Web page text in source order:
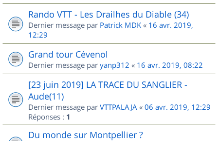
Rando VTT - Les Drailhes du Diable (34)
Dernier message par Patrick MDK « 16 avr. 2019,
12:29
Grand tour Cévenol
Dernier message par yanp312 « 16 avr. 2019, 08:22
[23 juin 2019] LA TRACE DU SANGLIER -
Aude(11)
Dernier message par VTTPALAJA « 06 avr. 2019, 12:29
Réponses : 1
Du monde sur Montpellier ?